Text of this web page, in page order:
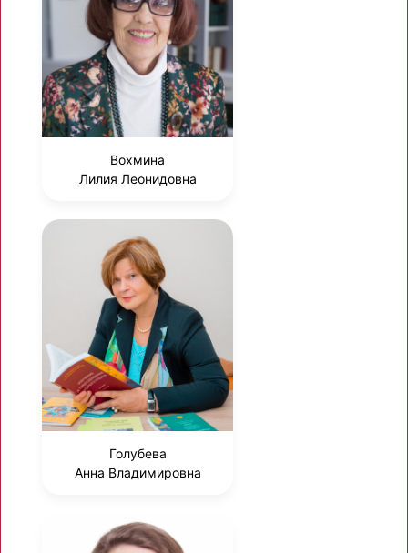
Вохмина
Лилия Леонидовна
Голубева
Анна Владимировна